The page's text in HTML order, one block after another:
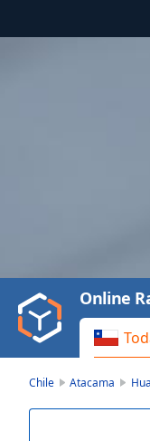
Video
Play
Backward
Skip
Current
Online
Chile Atacama